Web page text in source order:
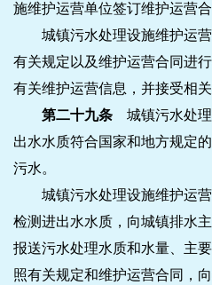
施维护运营单位签订维护运营
城镇污水处理设施维护运营
有关规定以及维护运营合同进
有关维护运营信息，并接受相
第二十九条 城镇污水处理
出水水质符合国家和地方规定
污水。
城镇污水处理设施维护运营
检测进出水水质，向城镇排水
报送污水处理水质和水量、主
照有关规定和维护运营合同，